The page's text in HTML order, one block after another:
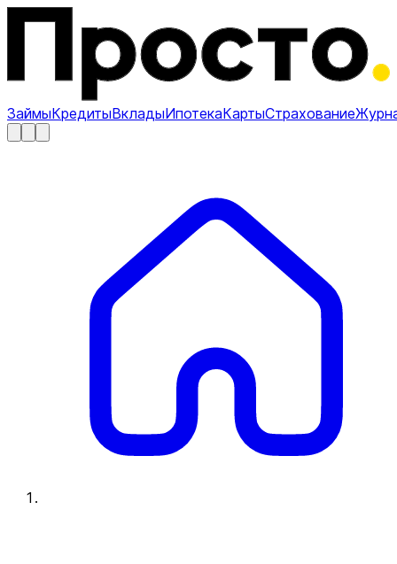
ЗаймыКредитыВкладыИпотекаКартыСтрахование